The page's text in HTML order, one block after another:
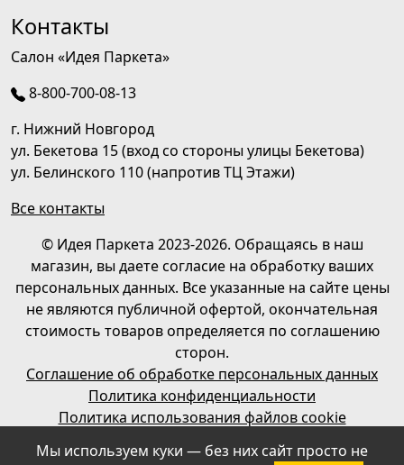
Контакты
Салон «Идея Паркета»
8-800-700-08-13
г. Нижний Новгород
ул. Бекетова 15 (вход со стороны улицы Бекетова)
ул. Белинского 110 (напротив ТЦ Этажи)
Все контакты
© Идея Паркета 2023-2026. Обращаясь в наш
магазин, вы даете согласие на обработку ваших
персональных данных. Все указанные на сайте цены
не являются публичной офертой, окончательная
стоимость товаров определяется по соглашению
сторон.
Соглашение об обработке персональных данных
Политика конфиденциальности
Политика использования файлов cookie
Мы используем куки — без них сайт просто не